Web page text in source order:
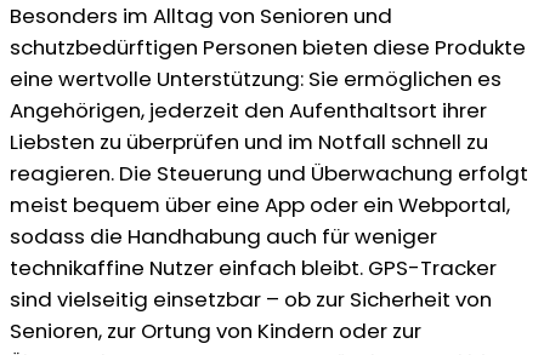
Besonders im Alltag von Senioren und
schutzbedürftigen Personen bieten diese Produkte
eine wertvolle Unterstützung: Sie ermöglichen es
Angehörigen, jederzeit den Aufenthaltsort ihrer
Liebsten zu überprüfen und im Notfall schnell zu
reagieren. Die Steuerung und Überwachung erfolgt
meist bequem über eine App oder ein Webportal,
sodass die Handhabung auch für weniger
technikaffine Nutzer einfach bleibt. GPS-Tracker
sind vielseitig einsetzbar – ob zur Sicherheit von
Senioren, zur Ortung von Kindern oder zur